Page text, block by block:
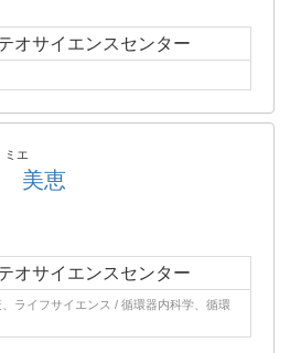
オサイエンスセンター
エ
美恵
オサイエンスセンター
ライフサイエンス / 循環器内科学、循環